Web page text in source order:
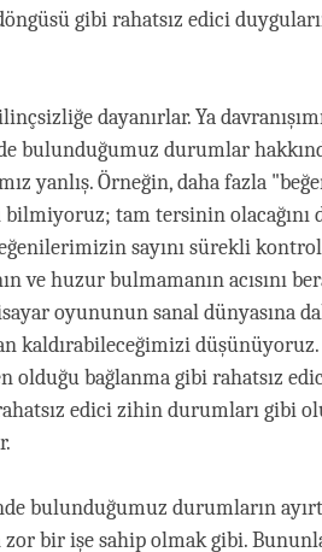
gibi rahatsız edici
dayanırlar. Ya
bulunduğumuz durumlar
yanlış. Örneğin, daha fazla
tam tersinin olacağını
sayını sürekli
ve huzur bulmamanın acısını
oyununun sanal dünyasına
kaldırabileceğimizi
bağlanma gibi rahatsız
edici zihin durumları gibi
bulunduğumuz durumların
zor bir işe sahip olmak gibi.